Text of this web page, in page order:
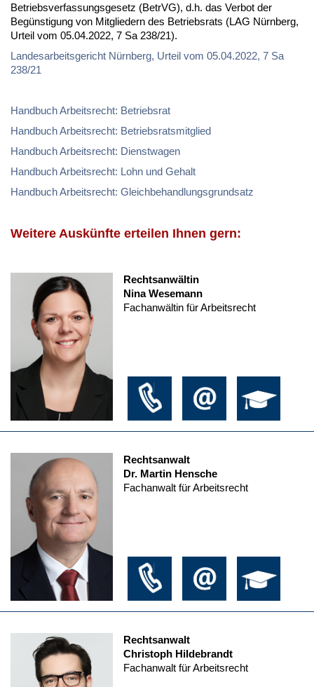
Betriebsverfassungsgesetz (BetrVG), d.h. das Verbot der
Begünstigung von Mitgliedern des Betriebsrats (LAG Nürnberg,
Urteil vom 05.04.2022, 7 Sa 238/21).
Landesarbeitsgericht Nürnberg, Urteil vom 05.04.2022, 7 Sa
238/21
Handbuch Arbeitsrecht: Betriebsrat
Handbuch Arbeitsrecht: Betriebsratsmitglied
Handbuch Arbeitsrecht: Dienstwagen
Handbuch Arbeitsrecht: Lohn und Gehalt
Handbuch Arbeitsrecht: Gleichbehandlungsgrundsatz
Weitere Auskünfte erteilen Ihnen gern:
Rechtsanwältin
Nina Wesemann
Fachanwältin für Arbeitsrecht
Rechtsanwalt
Dr. Martin Hensche
Fachanwalt für Arbeitsrecht
Rechtsanwalt
Christoph Hildebrandt
Fachanwalt für Arbeitsrecht